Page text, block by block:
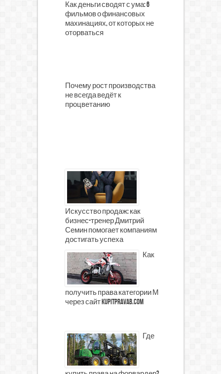
Как деньги сводят с ума: 6
фильмов о финансовых
махинациях, от которых не
оторваться
Почему рост производства
не всегда ведёт к
процветанию
Искусство продаж: как
бизнес-тренер Дмитрий
Семин помогает компаниям
достигать успеха
Как
получить права категории М
через сайт kupitpravab.com
Где